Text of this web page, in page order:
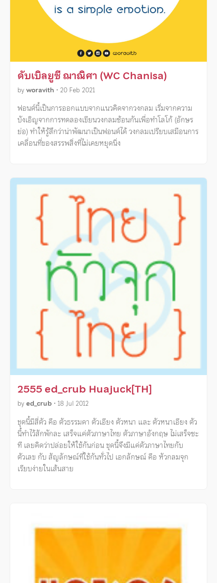
ดับเบิลยูซี ฌาณิศา (WC Chanisa)
byworavith • 20 Feb 2021
ฟอนต์นี้เป็นการออกแบบจากแนวคิดจากวงกลม เริ่มจากความ
บังเอิญจากการทดลองเขียนวงกลมซ้อนกันเพื่อทำโลโก้ (อักษร
ย่อ) ทำให้รู้สึกว่าน่าพัฒนาเป็นฟอนต์ได้ วงกลมเปรียบเสมือนการ
เคลื่อนที่ของสรรพสิ่งที่ไม่เคยหยุดนิ่ง
2555 ed_crub Huajuck[TH]
byed_crub • 18 Jul 2012
ชุดนี้มีสี่ตัว คือ ตัวธรรมดา ตัวเอียง ตัวหนา และ ตัวหนาเอียง ตัว
นี้ทำไว้สักพักละ เสร็จแค่ตัวภาษาไทย ตัวภาษาอังกฤษ ไม่เสร็จซะ
ที เลยคิดว่าปล่อยให้ใช้กันก่อน ชุดนี้จึงมีแค่ตัวภาษาไทยกับ
ตัวเลข กับ สัญลักษณ์ที่ใช้กันทั่วไป เอกลักษณ์ คือ หัวกลมจุก
เรียบง่ายในเส้นสาย